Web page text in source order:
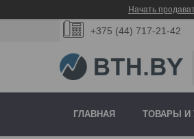
Начать
+375 (44) 717-21-42
ГЛАВНАЯ ТОВАРЫ И